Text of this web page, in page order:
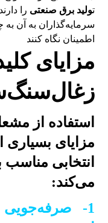
تولید برق صنعتی را
سرمایه‌گذاران به آن
اطمینان نگاه کنند
مزایای
استفاده از
مزایای بسیاری
انتخابی
می‌کند:
1-